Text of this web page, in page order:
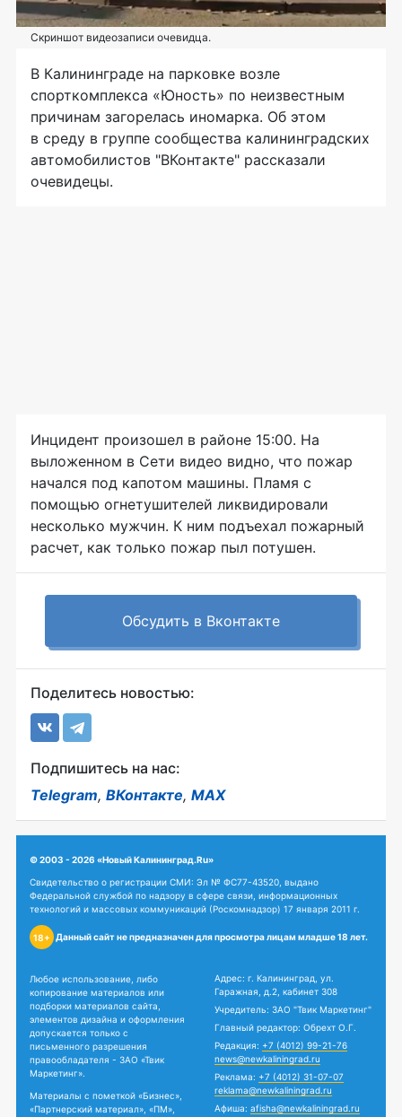
Скриншот видеозаписи очевидца.
В Калининграде на парковке возле
спорткомплекса «Юность» по неизвестным
причинам загорелась иномарка. Об этом
в среду в группе сообщества калининградских
автомобилистов "ВКонтакте" рассказали
очевидецы.
Инцидент произошел в районе 15:00. На
выложенном в Сети видео видно, что пожар
начался под капотом машины. Пламя с
помощью огнетушителей ликвидировали
несколько мужчин. К ним подъехал пожарный
расчет, как только пожар пыл потушен.
Обсудить в Вконтакте
Поделитесь новостью:
Подпишитесь на нас:
Telegram, ВКонтакте, MAX
© 2003 - 2026 «Новый Калининград.Ru»
Свидетельство о регистрации СМИ: Эл № ФС77-43520, выдано
Федеральной службой по надзору в сфере связи, информационных
технологий и массовых коммуникаций (Роскомнадзор) 17 января 2011 г.
18+ Данный сайт не предназначен для просмотра лицам младше 18 лет.
Любое использование, либо
копирование материалов или
подборки материалов сайта,
элементов дизайна и оформления
допускается только с
письменного разрешения
правообладателя - ЗАО «Твик
Маркетинг».
Материалы с пометкой «Бизнес»,
«Партнерский материал», «ПМ»,
Адрес: г. Калининград, ул.
Гаражная, д.2, кабинет 308
Учредитель: ЗАО "Твик Маркетинг"
Главный редактор: Обрехт О.Г.
Редакция: +7 (4012) 99-21-76
news@newkaliningrad.ru
Реклама: +7 (4012) 31-07-07
reklama@newkaliningrad.ru
Афиша: afisha@newkaliningrad.ru